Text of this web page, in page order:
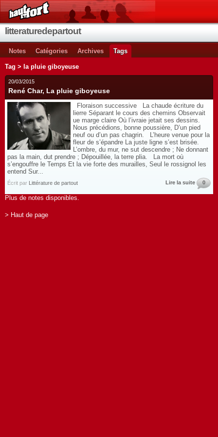
litteraturedepartout
Notes Catégories Archives Tags
Tag > la pluie giboyeuse
20/03/2015
René Char, La pluie giboyeuse
Floraison successive La chaude écriture du
lierre Séparant le cours des chemins Observait
ue marge claire Où l’ivraie jetait ses dessins.
Nous précédions, bonne poussière, D’un pied
neuf ou d’un pas chagrin. L’heure venue pour la
fleur de s’épandre La juste ligne s’est brisée.
L’ombre, du mur, ne sut descendre ; Ne donnant
pas la main, dut prendre ; Dépouillée, la terre plia. La mort où
s’engouffre le Temps Et la vie forte des murailles, Seul le rossignol les
entend Sur...
Écrit par Littérature de partout Lire la suite 0
Plus de notes disponibles.
> Haut de page